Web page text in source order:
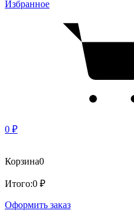
Избранное
0 ₽
Корзина0
Итого:0 ₽
Оформить заказ